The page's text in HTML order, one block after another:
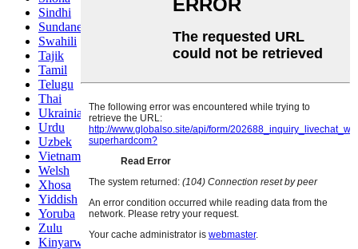
Sindhi
Sundanese
Swahili
Tajik
Tamil
Telugu
Thai
Ukrainian
Urdu
Uzbek
Vietnamese
Welsh
Xhosa
Yiddish
Yoruba
Zulu
Kinyarwanda